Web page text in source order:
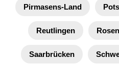
Pirmasens-Land
Reutlingen
Saarbrücken